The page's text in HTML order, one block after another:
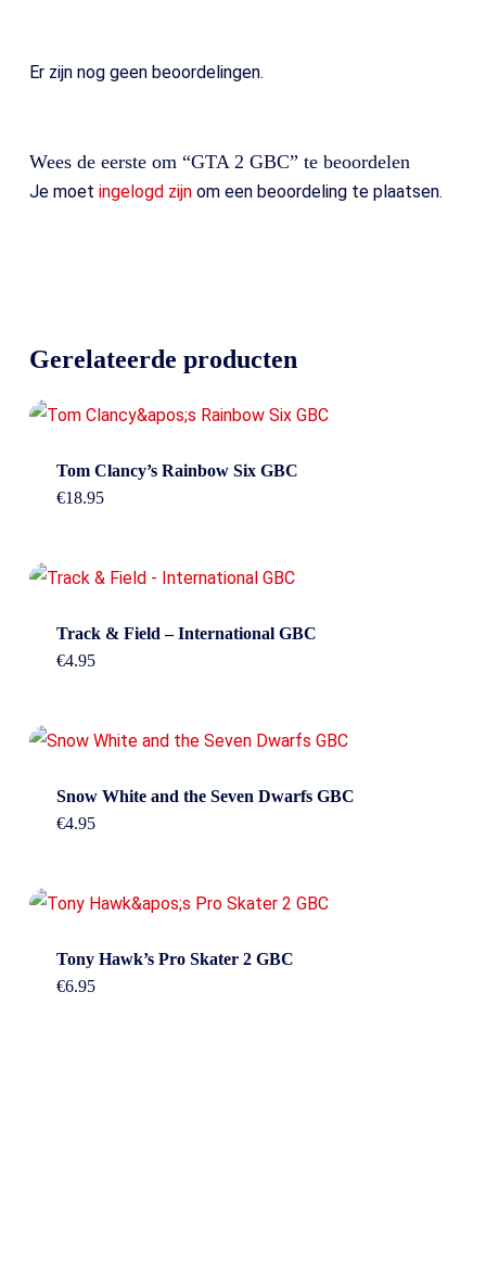
Er zijn nog geen beoordelingen.
Wees de eerste om “GTA 2 GBC” te beoordelen
Je moet ingelogd zijnom een beoordeling te plaatsen.
Gerelateerde producten
Tom Clancy’s Rainbow Six GBC
€18.95
Track & Field – International GBC
€4.95
Snow White and the Seven Dwarfs GBC
€4.95
Tony Hawk’s Pro Skater 2 GBC
€6.95